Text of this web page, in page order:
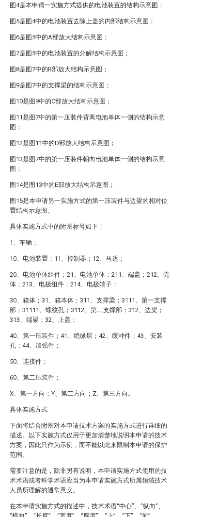
图4是本申请一实施方式提供的电池装置的结构示意图；
图5是图4中的电池装置去除上盖的内部结构示意图；
图6是图5中的A部放大结构示意图；
图7是图5中的电池装置的分解结构示意图；
图8是图7中的B部放大结构示意图；
图9是图7中的支撑梁的结构示意图；
图10是图9中的C部放大结构示意图；
图11是图7中的第一压装件背离电池单体一侧的结构示意
图；
图12是图11中的D部放大结构示意图；
图13是图7中的第一压装件朝向电池单体一侧的结构示意
图；
图14是图13中的E部放大结构示意图；
图15是本申请另一实施方式的第一压装件与边梁的相对位
置结构示意图。
具体实施方式中的附图标号如下：
1、车辆；
10、电池装置；11、控制器；12、马达；
20、电池单体组件；21、电池单体；211、端盖；212、壳
体；213、电极组件；214、电极端子；
30、箱体；31、箱本体；311、支撑梁；3111、第一支撑
部；31111、螺纹孔；3112、第二支撑部；312、边梁；
313、端梁；32、上盖；
40、第一压装件；41、绝缘层；42、缓冲件；43、安装
孔；44、加强件；
50、连接件；
60、第二压装件；
X、第一方向；Y、第二方向；Z、第三方向。
具体实施方式
下面将结合附图对本申请技术方案的实施方式进行详细的
描述。以下实施方式仅用于更加清楚地说明本申请的技术
方案，因此只作为示例，而不能以此来限制本申请的保护
范围。
需要注意的是，除非另有说明，本申请实施方式使用的技
术术语或者科学术语应当为本申请实施方式所属领域技术
人员所理解的通常意义。
在本申请实施方式的描述中，技术术语“中心”、“纵向”、